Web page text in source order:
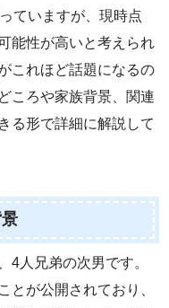
ていますが、現時点
能性が高いと考えられ
これほど話題になるの
ころや家族背景、関連
る形で詳細に解説して
4人兄弟の次男です。
とが公開されており、